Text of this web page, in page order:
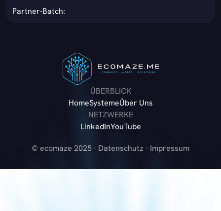
Partner-Batch:
ÜBERBLICK
HomeSystemeÜber Uns
NETZWERKE
LinkedInYouTube
© ecomaze 2025 · Datenschutz · Impressum